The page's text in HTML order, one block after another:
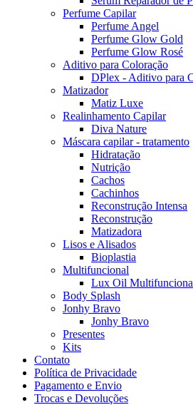
Perfume Capilar
Perfume Angel
Perfume Glow Gold
Perfume Glow Rosé
Aditivo para Coloração
DPlex - Aditivo para
Matizador
Matiz Luxe
Realinhamento Capilar
Diva Nature
Máscara capilar - tratamento
Hidratação
Nutrição
Cachos
Cachinhos
Reconstrução Intensa
Reconstrução
Matizadora
Lisos e Alisados
Bioplastia
Multifuncional
Lux Oil
Body Splash
Jonhy Bravo
Jonhy Bravo
Presentes
Kits
Contato
Política de Privacidade
Pagamento e Envio
Trocas e Devoluções